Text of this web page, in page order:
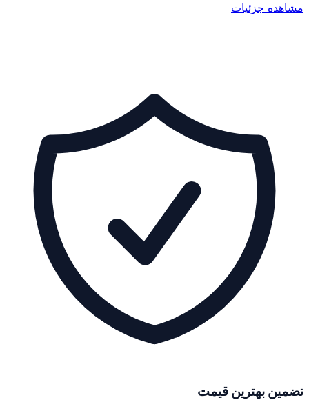
مشاهده جزئیات
تضمین بهترین قیمت